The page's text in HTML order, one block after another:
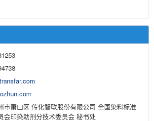
市萧山区 传化智联股份有限公司 全国染料标准
会印染助剂分技术委员会 秘书处